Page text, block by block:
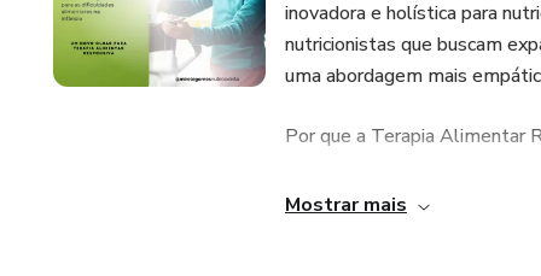
inovadora e holística para
nutricionistas que buscam
uma abordagem mais
Por que a Terapia Alimentar
A Terapia Alimentar
Mostrar mais